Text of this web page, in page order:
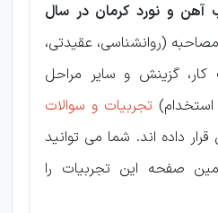
و نورد کرمان در سال
(روانشناسی، عقیدتی،
گزینش و سایر مراحل
تجربیات و سوالات
قرار داده اند. شما می توانید
صفحه این تجربیات را